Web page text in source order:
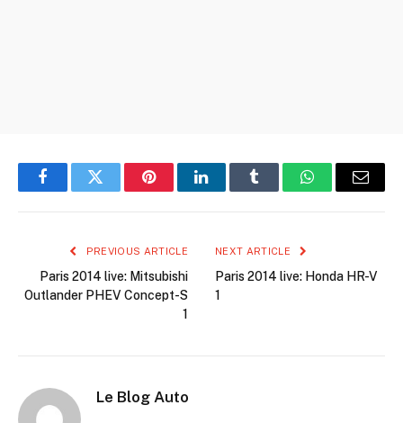
FacebookTwitter PinterestLinkedInTumblr WhatsAppEmail
PREVIOUS ARTICLE
Paris 2014 live: Mitsubishi
Outlander PHEV Concept-S
1
NEXT ARTICLE
Paris 2014 live: Honda HR-V
1
Le Blog Auto